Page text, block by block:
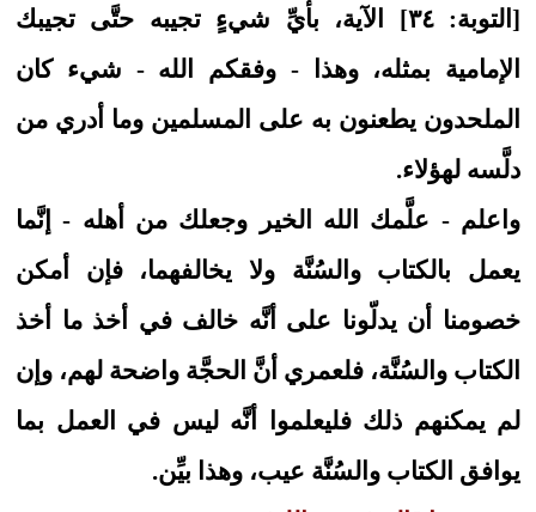
[التوبة: ٣٤] الآية، بأيِّ شيءٍ تجيبه حتَّى تجيبك
الإمامية بمثله، وهذا - وفقكم الله - شيء كان
الملحدون يطعنون به على المسلمين وما أدري من
دلَّسه لهؤلاء.
واعلم - علَّمك الله الخير وجعلك من أهله - إنَّما
يعمل بالكتاب والسُنَّة ولا يخالفهما، فإن أمكن
خصومنا أن يدلّونا على أنَّه خالف في أخذ ما أخذ
الكتاب والسُنَّة، فلعمري أنَّ الحجَّة واضحة لهم، وإن
لم يمكنهم ذلك فليعلموا أنَّه ليس في العمل بما
يوافق الكتاب والسُنَّة عيب، وهذا بيِّن.